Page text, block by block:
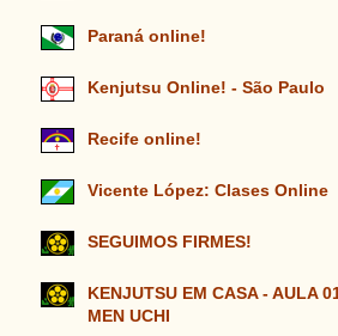
Paraná online!
Kenjutsu Online! - São Paulo
Recife online!
Vicente López: Clases Online
SEGUIMOS FIRMES!
KENJUTSU EM CASA - AULA
MEN UCHI